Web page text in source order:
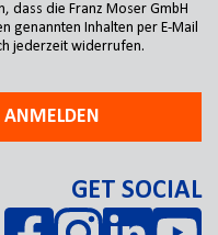
dass die Franz Moser GmbH
genannten Inhalten per E-Mail
jederzeit widerrufen.
ANMELDEN
GET SOCIAL